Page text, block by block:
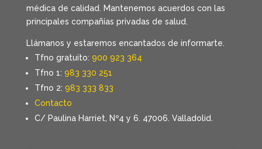
médica de calidad. Mantenemos acuerdos con las
principales compañías privadas de salud.
Llámanos y estaremos encantados de informarte.
Tfno gratuito: 900 923 364
Tfno 1: 983 330 251
Tfno 2: 983 333 833
Contacto
C/ Paulina Harriet, Nº4 y 6. 47006. Valladolid.